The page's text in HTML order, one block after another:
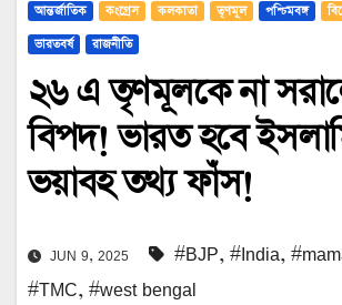
আন্তর্জাতিক কংগ্রেস কলকাতা তৃণমূল পশ্চিমবঙ্গ
ভারতবর্ষ
রাজনীতি
২৬ এ তৃণমূলকে না
বিপদ! ভারত হবে
ভয়াবহ তথ্য ফাঁস!
JUN 9, 2025 #BJP, #India,
#TMC, #west bengal